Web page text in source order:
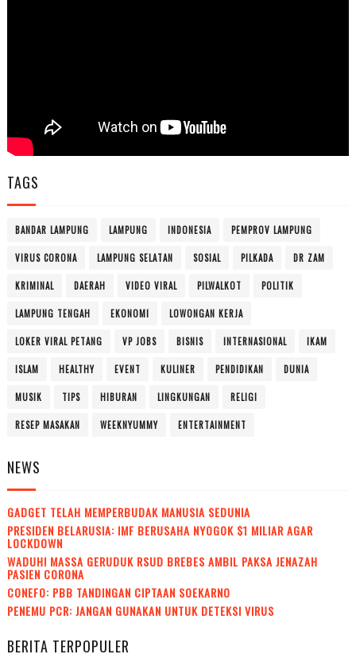
TAGS
BANDAR LAMPUNG LAMPUNG INDONESIA PEMPROV LAMPUNG
VIRUS CORONA LAMPUNG SELATAN SOSIAL PILKADA DR ZAM
KRIMINAL DAERAH VIDEO VIRAL PILWALKOT POLITIK
LAMPUNG TENGAH EKONOMI LOWONGAN KERJA
LOKER VIRAL PETANG VP JOBS BISNIS INTERNASIONAL IKAM
ISLAM HEALTHY EVENT KULINER PENDIDIKAN DUNIA
MUSIK TIPS HIBURAN LINGKUNGAN RELIGI
RESEP MASAKAN WEEKNYUMMY ENTERTAINMENT
NEWS
GADGET TELAH MEMPERBUDAK MANUSIA SEDUNIA
PRESIDEN BELARUSIA: IMF BERUSAHA NYOGOK $1 MILIAR AGAR
LOCKDOWN
WADUH! MASSA GERUDUK RSUD BREBES AMBIL PAKSA JENAZAH
PASIEN CORONA
CONEFO: PBB TANDINGAN CIPTAAN SOEKARNO
PENEMU PCR: JANGAN GUNAKAN UNTUK DETEKSI VIRUS
BERITA TERPOPULER